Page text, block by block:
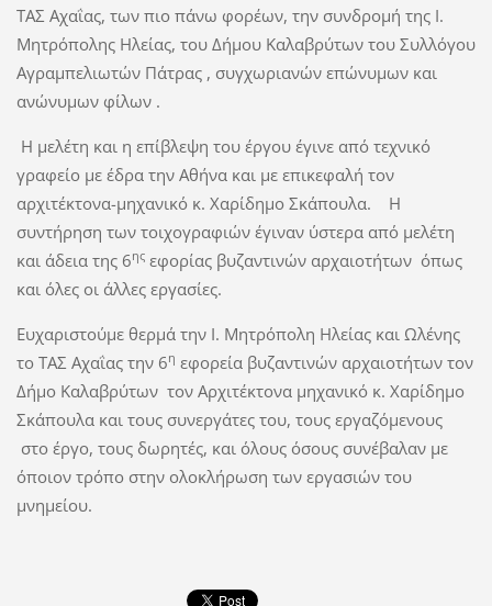
ΤΑΣ Αχαΐας, των πιο πάνω φορέων, την συνδρομή της Ι.
Μητρόπολης Ηλείας, του Δήμου Καλαβρύτων του Συλλόγου
Αγραμπελιωτών Πάτρας , συγχωριανών επώνυμων και
ανώνυμων φίλων .
Η μελέτη και η επίβλεψη του έργου έγινε από τεχνικό
γραφείο με έδρα την Αθήνα και με επικεφαλή τον
αρχιτέκτονα-μηχανικό κ. Χαρίδημο Σκάπουλα. Η
συντήρηση των τοιχογραφιών έγιναν ύστερα από μελέτη
και άδεια της 6ηςεφορίας βυζαντινών αρχαιοτήτων όπως
και όλες οι άλλες εργασίες.
Ευχαριστούμε θερμά την Ι. Μητρόπολη Ηλείας και Ωλένης
το ΤΑΣ Αχαΐας την 6η εφορεία βυζαντινών αρχαιοτήτων τον
Δήμο Καλαβρύτων τον Αρχιτέκτονα μηχανικό κ. Χαρίδημο
Σκάπουλα και τους συνεργάτες του, τους εργαζόμενους
στο έργο, τους δωρητές, και όλους όσους συνέβαλαν με
όποιον τρόπο στην ολοκλήρωση των εργασιών του
μνημείου.